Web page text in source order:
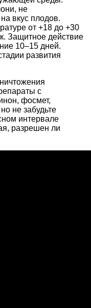
не
вкус плодов.
от +18 до +30
Защитное действие
10–15 дней.
развития
с
фосмет,
не забудьте
интервале
разрешен ли